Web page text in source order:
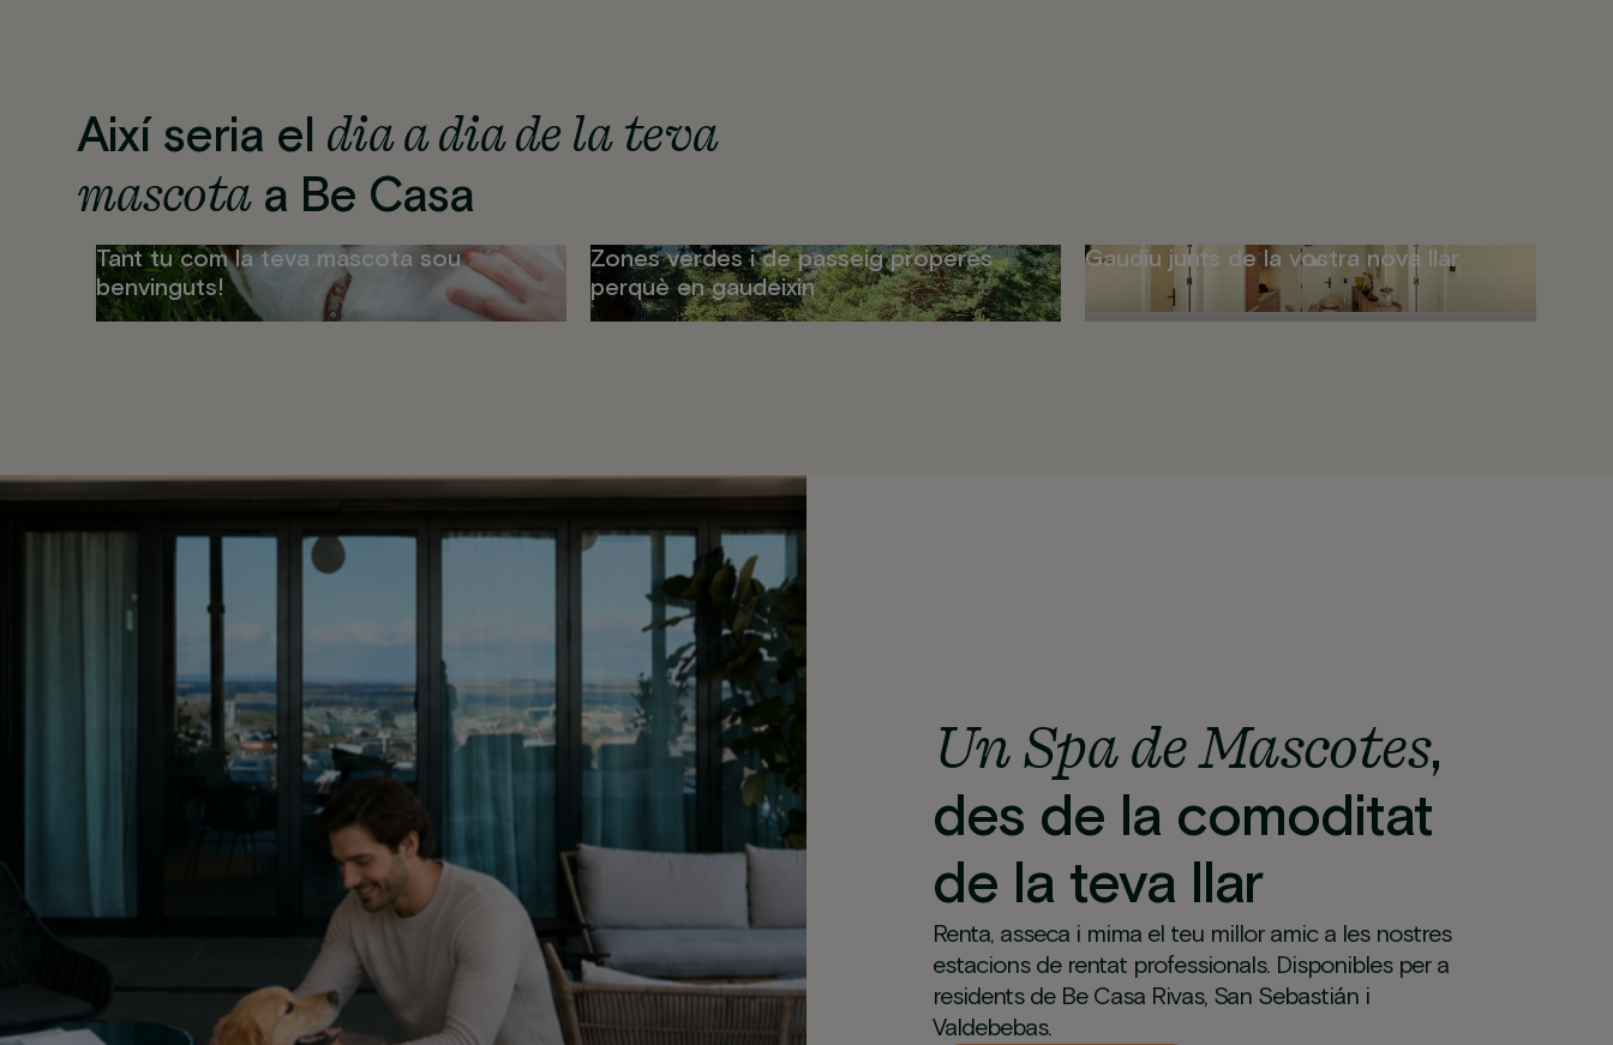
Així seria el dia a dia de la teva
mascotaa Be Casa
Tant tu com la teva mascota sou
benvinguts!
Zones verdes i de passeig properes
perquè en gaudeixin
Gaudiu junts de la vostra nova llar
Un Spa de Mascotes,
des de la comoditat
de la teva llar
Renta, asseca i mima el teu millor amic a les nostres
estacions de rentat professionals. Disponibles per a
residents de Be Casa Rivas, San Sebastián i
Valdebebas.